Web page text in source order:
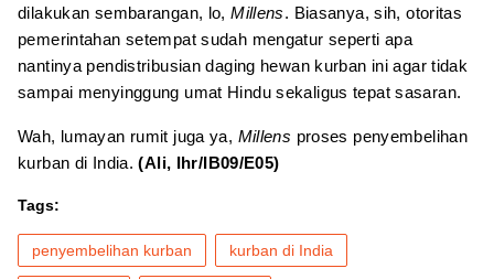
dilakukan sembarangan, lo,Millens. Biasanya, sih, otoritas
pemerintahan setempat sudah mengatur seperti apa
nantinya pendistribusian daging hewan kurban ini agar tidak
sampai menyinggung umat Hindu sekaligus tepat sasaran.
Wah, lumayan rumit juga ya, Millens proses penyembelihan
kurban di India.(Ali, Ihr/IB09/E05)
Tags:
penyembelihan kurban kurban di India